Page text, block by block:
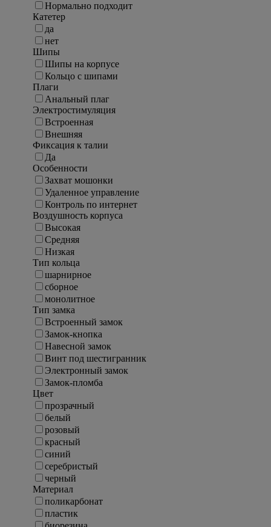
Нормально подходит
Катетер
да
нет
Шипы
Шипы на корпусе
Кольцо с шипами
Плаги
Анальный плаг
Электростимуляция
Встроенная
Внешняя
Фиксация к талии
Да
Особенности
Захват мошонки
Удаленное управление
Контроль по интернет
Воздушность корпуса
Высокая
Средняя
Низкая
Тип кольца
шарнирное
сборное
монолитное
Тип замка
Встроенный замок
Замок-кнопка
Навесной замок
Винт под шестигранник
Электронный замок
Замок-пломба
Цвет
прозрачный
белый
розовый
красный
синий
серебристый
черный
Материал
поликарбонат
пластик